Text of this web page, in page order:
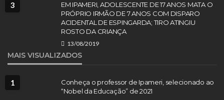
3
EM IPAMERI, ADOLESCENTE DE 17 ANOS MATA O
PRÓPRIO IRMÃO DE 7 ANOS COM DISPARO
ACIDENTAL DE ESPINGARDA; TIRO ATINGIU
ROSTO DA CRIANÇA
13/08/2019
MAIS VISUALIZADOS
1
Conheça o professor de Ipameri, selecionado ao
“Nobel da Educação” de 2021